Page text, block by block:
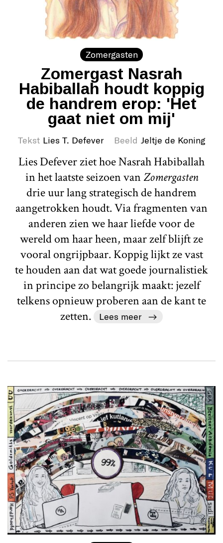
Zomergasten
Zomergast Nasrah
Habiballah houdt koppig
de handrem erop: 'Het
gaat niet om mij'
Tekst Lies T. Defever Beeld Jeltje de Koning
Lies Defever ziet hoe Nasrah Habiballah
in het laatste seizoen vanZomergasten
drie uur lang strategisch de handrem
aangetrokken houdt. Via fragmenten van
anderen zien we haar liefde voor de
wereld om haar heen, maar zelf blijft ze
vooral ongrijpbaar. Koppig lijkt ze vast
te houden aan dat wat goede journalistiek
in principe zo belangrijk maakt: jezelf
telkens opnieuw proberen aan de kant te
zetten.
Lees meer